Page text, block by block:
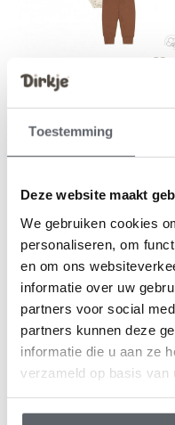
Toestemming
Deze website maakt
We gebruiken cookies
personaliseren, om
en om ons
informatie over uw
partners voor social
partners kunnen deze
informatie die u aan ze
verzameld op basis van
Dirkje
off white
€24,99
-50%